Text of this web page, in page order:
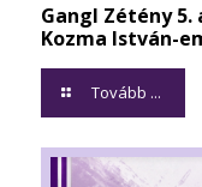
Gangl Zétény 5.
Kozma István-
Tovább ...